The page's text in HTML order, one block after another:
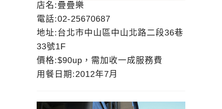
店名:疊疊樂
電話:02-25670687
地址:台北市中山區中山北路二段36巷
33號1F
價格:$90up，需加收一成服務費
用餐日期:2012年7月